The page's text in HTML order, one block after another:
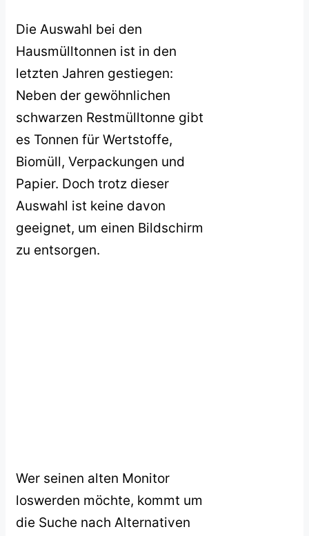
Die Auswahl bei den
Hausmülltonnen ist in den
letzten Jahren gestiegen:
Neben der gewöhnlichen
schwarzen Restmülltonne gibt
es Tonnen für Wertstoffe,
Biomüll, Verpackungen und
Papier. Doch trotz dieser
Auswahl ist keine davon
geeignet, um einen Bildschirm
zu entsorgen.
Wer seinen alten Monitor
loswerden möchte, kommt um
die Suche nach Alternativen